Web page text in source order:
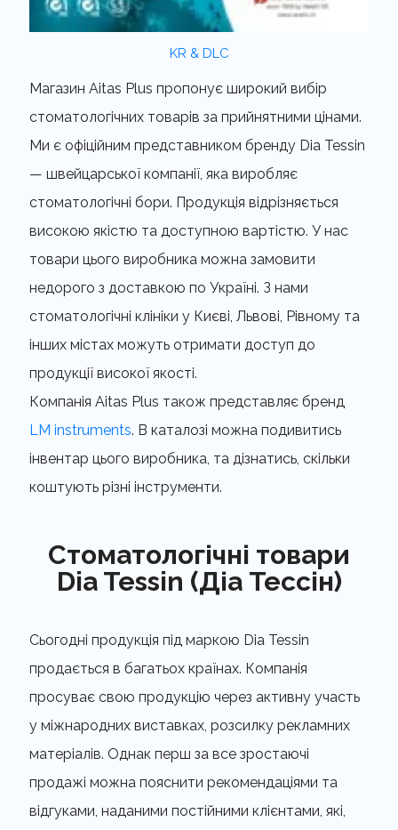
KR & DLC
Магазин Aitas Plus пропонує широкий вибір
стоматологічних товарів за прийнятними цінами.
Ми є офіційним представником бренду Dia Tessin
— швейцарської компанії, яка виробляє
стоматологічні бори. Продукція відрізняється
високою якістю та доступною вартістю. У нас
товари цього виробника можна замовити
недорого з доставкою по Україні. З нами
стоматологічні клініки у Києві, Львові, Рівному та
інших містах можуть отримати доступ до
продукції високої якості.
Компанія Aitas Plus також представляє бренд
LM instruments. В каталозі можна подивитись
інвентар цього виробника, та дізнатись, скільки
коштують різні інструменти.
Стоматологічні товари
Dia Tessin (Діа Тессін)
Сьогодні продукція під маркою Dia Tessin
продається в багатьох країнах. Компанія
просуває свою продукцію через активну участь
у міжнародних виставках, розсилку рекламних
матеріалів. Однак перш за все зростаючі
продажі можна пояснити рекомендаціями та
відгуками, наданими постійними клієнтами, які,